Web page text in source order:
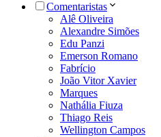
Comentaristas
Alê Oliveira
Alexandre Simões
Edu Panzi
Emerson Romano
Fabrício
João Vitor Xavier
Marques
Nathália Fiuza
Thiago Reis
Wellington Campos